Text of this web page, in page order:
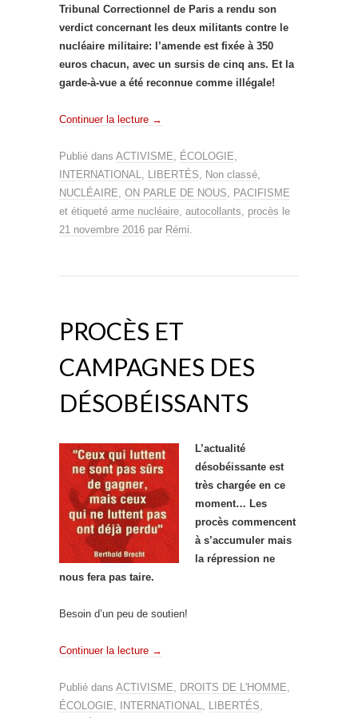
Tribunal Correctionnel de Paris a rendu son
verdict concernant les deux militants contre le
nucléaire militaire: l’amende est fixée à 350
euros chacun, avec un sursis de cinq ans. Et la
garde-à-vue a été reconnue comme illégale!
Continuer la lecture →
Publié dans ACTIVISME ÉCOLOGIE
INTERNATIONAL
LIBERTÉS Non classé
NUCLÉAIRE ON PARLE DE NOUS
PACIFISME
et étiqueté arme nucléaire autocollants procès le
21 novembre 2016 par Rémi
PROCÈS ET
CAMPAGNES DES
DÉSOBÉISSANTS
L’actualité
désobéissante est
très chargée en ce
moment… Les
procès commencent
à s’accumuler mais
la répression ne
nous fera pas taire.
Besoin d’un peu de soutien!
Continuer la lecture →
Publié dans ACTIVISME DROITS DE L'HOMME
ÉCOLOGIE
INTERNATIONAL LIBERTÉS